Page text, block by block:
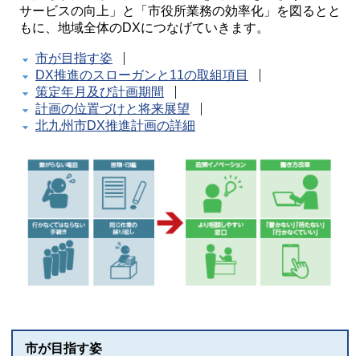
サービスの向上」と「市役所業務の効率化」を図るとと
もに、地域全体のDXにつなげていきます。
市が目指す姿
DX推進のスローガンと11の取組項目
策定年月及び計画期間
計画の位置づけと将来展望
北九州市DX推進計画の詳細
市が目指す姿